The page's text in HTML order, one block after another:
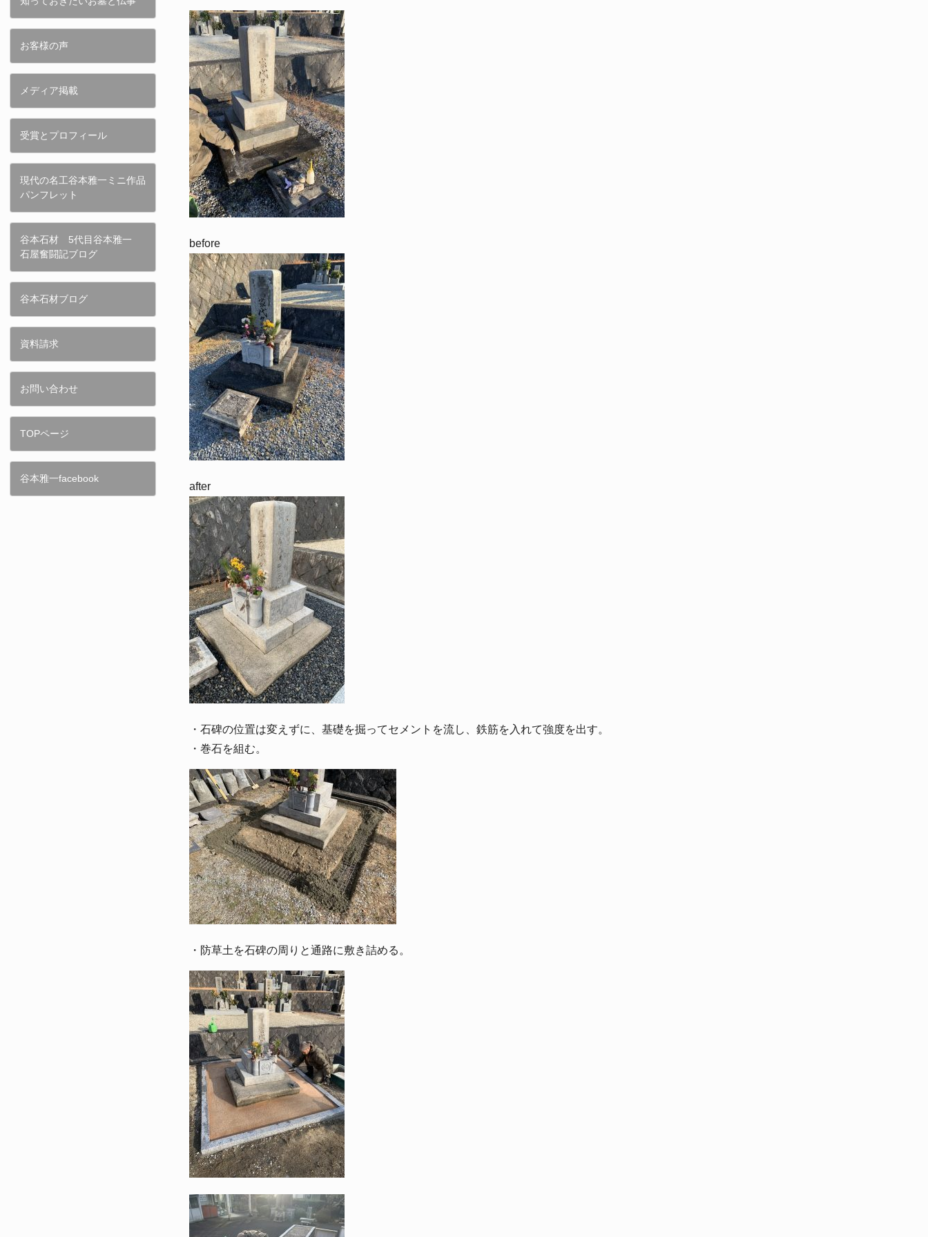
お客様の声
メディア掲載
受賞とプロフィール
現代の名工谷本雅一ミニ作品
パンフレット
谷本石材 5代目谷本雅一
石屋奮闘記ブログ
谷本石材ブログ
資料請求
お問い合わせ
TOPページ
谷本雅一facebook
before
after
・石碑の位置は変えずに、基礎を掘ってセメントを流し、鉄筋を入れて強度を出す。
・巻石を組む。
・防草土を石碑の周りと通路に敷き詰める。